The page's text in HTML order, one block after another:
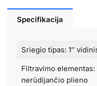
Specifikacija
Sriegio tipas: 1″
Filtravimo elementas:
nerūdijančio plieno